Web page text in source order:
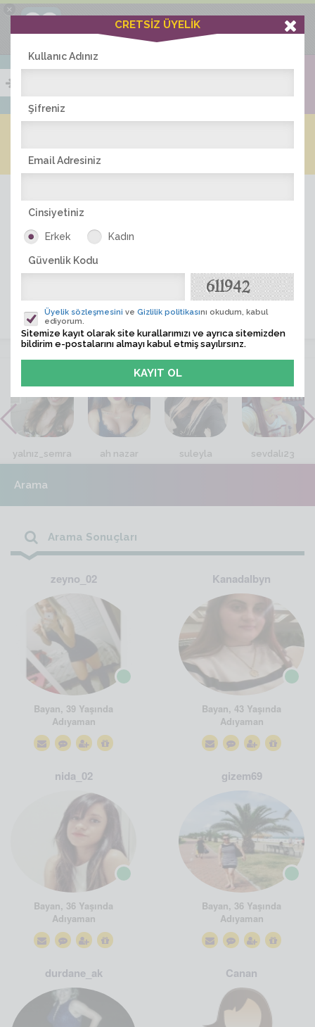
×
Ciddiask Uygulaması
+1 Hafta Gold Üyelik Kazan
Bedava - com.ciddi.ask
İNDİR
ÜYE ARA
VİTRİN
yalnız_semra ah nazar suleyla sevdalı23
Arama
Arama Sonuçları
zeyno_02
Bayan, 39 Yaşında
Adıyaman
Kanadalbyn
Bayan, 43 Yaşında
Adıyaman
nida_02
Bayan, 36 Yaşında
Adıyaman
gizem69
Bayan, 36 Yaşında
Adıyaman
durdane_ak Canan
CRETSİZ ÜYELİK
Kullanıc Adınız
Şifreniz
Email Adresiniz
Cinsiyetiniz
Erkek Kadın
Güvenlik Kodu
Üyelik sözleşmesini ve Gizlilik politikasını okudum, kabul
ediyorum.
Sitemize kayıt olarak site kurallarımızı ve ayrıca sitemizden
bildirim e-postalarını almayı kabul etmiş sayılırsınz.